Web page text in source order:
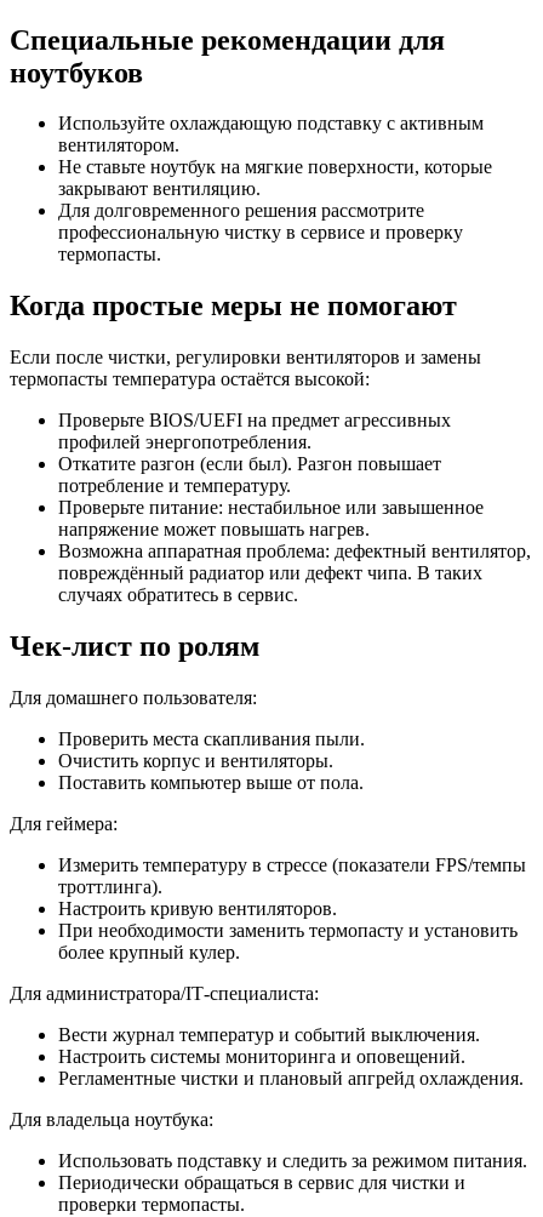
Специальные рекомендации для
ноутбуков
Используйте охлаждающую подставку с активным
вентилятором.
Не ставьте ноутбук на мягкие поверхности, которые
закрывают вентиляцию.
Для долговременного решения рассмотрите
профессиональную чистку в сервисе и проверку
термопасты.
Когда простые меры не помогают
Если после чистки, регулировки вентиляторов и замены
термопасты температура остаётся высокой:
Проверьте BIOS/UEFI на предмет агрессивных
профилей энергопотребления.
Откатите разгон (если был). Разгон повышает
потребление и температуру.
Проверьте питание: нестабильное или завышенное
напряжение может повышать нагрев.
Возможна аппаратная проблема: дефектный вентилятор,
повреждённый радиатор или дефект чипа. В таких
случаях обратитесь в сервис.
Чек‑лист по ролям
Для домашнего пользователя:
Проверить места скапливания пыли.
Очистить корпус и вентиляторы.
Поставить компьютер выше от пола.
Для геймера:
Измерить температуру в стрессе (показатели FPS/темпы
троттлинга).
Настроить кривую вентиляторов.
При необходимости заменить термопасту и установить
более крупный кулер.
Для администратора/IT‑специалиста:
Вести журнал температур и событий выключения.
Настроить системы мониторинга и оповещений.
Регламентные чистки и плановый апгрейд охлаждения.
Для владельца ноутбука:
Использовать подставку и следить за режимом питания.
Периодически обращаться в сервис для чистки и
проверки термопасты.